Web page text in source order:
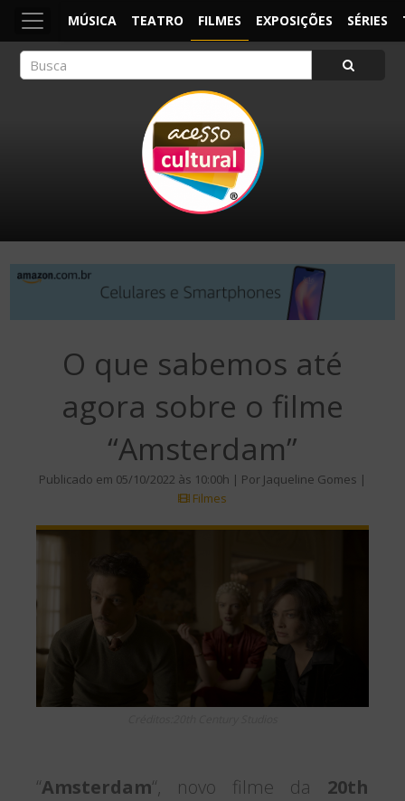
MÚSICA TEATRO FILMES EXPOSIÇÕES SÉRIES
O que sabemos até
agora sobre o filme
“Amsterdam”
Publicado em 05/10/2022 às 10:00h | Por Jaqueline Gomes |
Filmes
“Amsterdam“, novo filme da 20th